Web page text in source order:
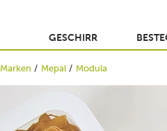
GESCHIRR
Marken Mepal Modula